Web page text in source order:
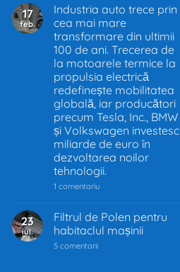
termice
în
UE
–
Decizia
care
schimbă
industria
auto
17
feb.
Industria auto trece prin
cea mai mare
transformare din ultimii
100 de ani. Trecerea de
la motoarele termice la
propulsia electrică
redefinește mobilitatea
globală, iar producători
precum Tesla, Inc., BMW
și Volkswagen investesc
miliarde de euro în
dezvoltarea noilor
tehnologii.
1 comentariula
trece
prin
cea
23
iul.
Filtrul de Polen pentru
habitaclul mașinii
5 comentariila